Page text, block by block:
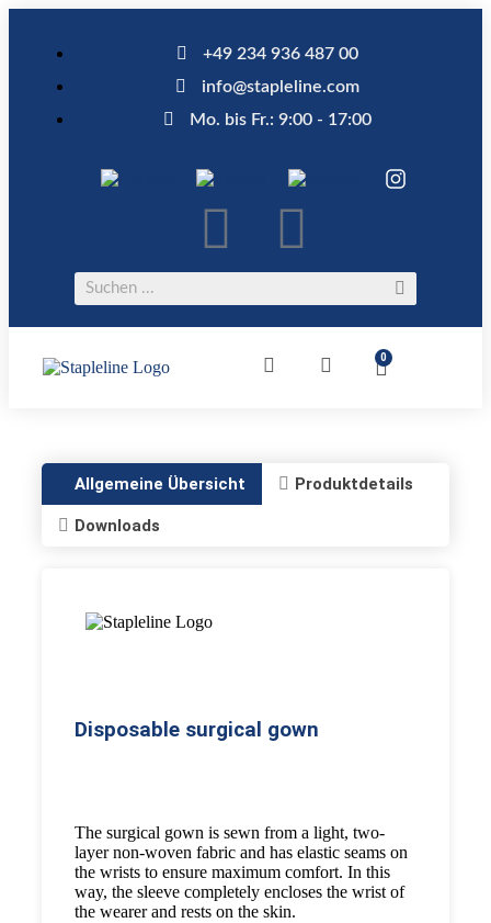
+49 234 936 487 00
info@stapleline.com
Mo. bis Fr.: 9:00 - 17:00
0
Allgemeine Übersicht Produktdetails
Downloads
Disposable surgical gown
The surgical gown is sewn from a light, two-
layer non-woven fabric and has elastic seams on
the wrists to ensure maximum comfort. In this
way, the sleeve completely encloses the wrist of
the wearer and rests on the skin.